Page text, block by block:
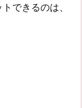
できるのは、